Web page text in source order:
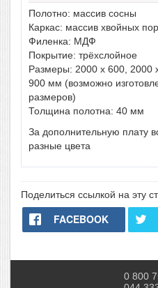
Полотно: массив сосны
Каркас: массив хвойных
Филенка: МДФ
Покрытие: трёхслойное
Размеры: 2000 х 600, 2000
900 мм (возможно
размеров)
Толщина полотна: 40 мм
За дополнительную плату
разные цвета
Поделиться ссылкой на эту
FACEBOOK
0 800